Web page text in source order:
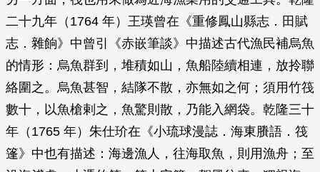
二十九年（1764 年）王瑛曾在《重修鳳山縣志．田賦
志．雜餉》中曾引《赤嵌筆談》中描述古代漁民補烏魚
的情形：烏魚群到，堆積如山，魚船陸續相連，放拎聯
絡圍之。烏魚甚智，結隊不散，亦無如之何；須用竹筏
數十，以魚槍剌之，魚驚則散，乃能入網袋。乾隆三十
年（1765 年）朱仕玠在《小琉球漫誌．海東賸語．筏
篷》中也有描述：海邊漁人，往海取魚，則用漁舟；至